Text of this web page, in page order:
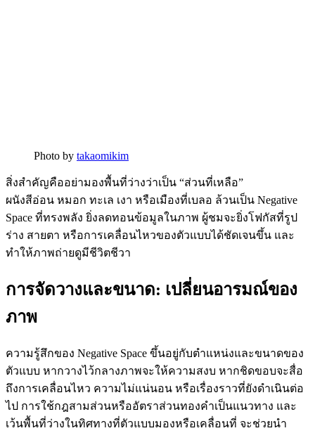
Photo by takaomikim
สิ่งสำคัญคืออย่ามองพื้นที่ว่างว่าเป็น “ส่วนที่เหลือ”
ผนังสีอ่อน หมอก ทะเล เงา หรือเมืองที่เบลอ ล้วนเป็น Negative
Space ที่ทรงพลัง ยิ่งลดทอนข้อมูลในภาพ ผู้ชมจะยิ่งโฟกัสที่รูป
ร่าง สายตา หรือการเคลื่อนไหวของตัวแบบได้ชัดเจนขึ้น และ
ทำให้ภาพถ่ายดูมีชีวิตชีวา
การจัดวางและขนาด: เปลี่ยนอารมณ์ของ
ภาพ
ความรู้สึกของ Negative Space ขึ้นอยู่กับตำแหน่งและขนาดของ
ตัวแบบ หากวางไว้กลางภาพจะให้ความสงบ หากชิดขอบจะสื่อ
ถึงการเคลื่อนไหว ความไม่แน่นอน หรือเรื่องราวที่ยังดำเนินต่อ
ไป การใช้กฎสามส่วนหรืออัตราส่วนทองคำเป็นแนวทาง และ
เว้นพื้นที่ว่างในทิศทางที่ตัวแบบมองหรือเคลื่อนที่ จะช่วยนำ